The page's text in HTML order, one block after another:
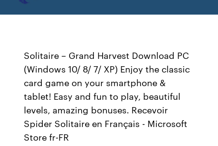
Solitaire – Grand Harvest Download PC
(Windows 10/ 8/ 7/ XP) Enjoy the classic
card game on your smartphone &
tablet! Easy and fun to play, beautiful
levels, amazing bonuses. Recevoir
Spider Solitaire en Français - Microsoft
Store fr-FR